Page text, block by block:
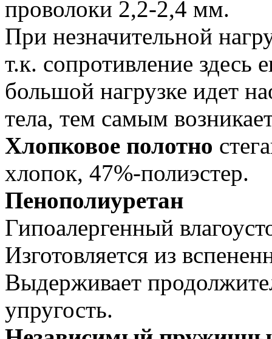
проволоки 2,2-2,4 мм.
При незначительной
т.к. сопротивление здесь
большой нагрузке идет
тела, тем самым
Хлопковое полотно
хлопок, 47%-полиэстер.
Пенополиуретан
Гипоалергенный
Изготовляется из
Выдерживает
упругость.